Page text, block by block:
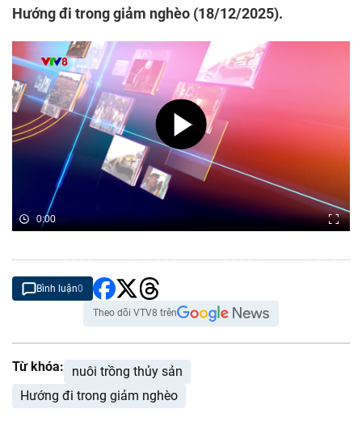
Hướng đi trong giảm nghèo (18/12/2025).
0:00
Bình luận0
Theo dõi VTV8 trên
Từ khóa:
nuôi trồng thủy sản
Hướng đi trong giảm nghèo